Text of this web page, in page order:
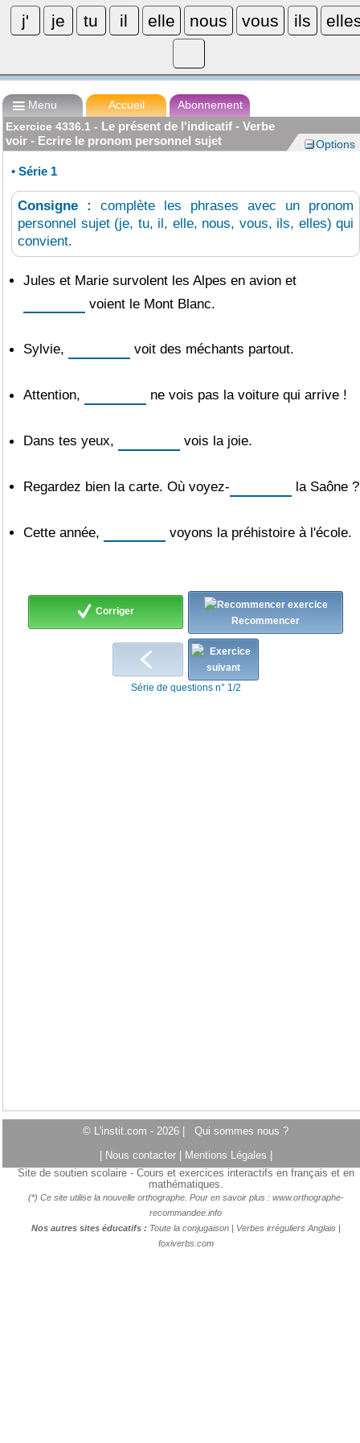
L'instit.com
L'instit.com
Menu Accueil
Abonnement
Exercice 4336.1 - Le présent de l'indicatif - Verbe
voir - Ecrire le pronom personnel sujet
Options
• Série 1
Consigne : complète les phrases avec un pronom
personnel sujet (je, tu, il, elle, nous, vous, ils, elles) qui
convient.
Jules et Marie survolent les Alpes en avion et
voient le Mont Blanc.
Sylvie, voit des méchants partout.
Attention, ne vois pas la voiture qui arrive !
Dans tes yeux, vois la joie.
Regardez bien la carte. Où voyez- la Saône ?
Cette année, voyons la préhistoire à l'école.
Corriger
Recommencer
Série de questions n° 1/2
© L'instit.com - 2026 | Qui sommes nous ?
Nous contacter Mentions Légales
Site de soutien scolaire - Cours et exercices interactifs en français et en
mathématiques.
(*) Ce site utilise la nouvelle orthographe. Pour en savoir plus : www.orthographe-
recommandee.info
Nos autres sites éducatifs : Toute la conjugaison| Verbes irréguliers Anglais |
foxiverbs.com